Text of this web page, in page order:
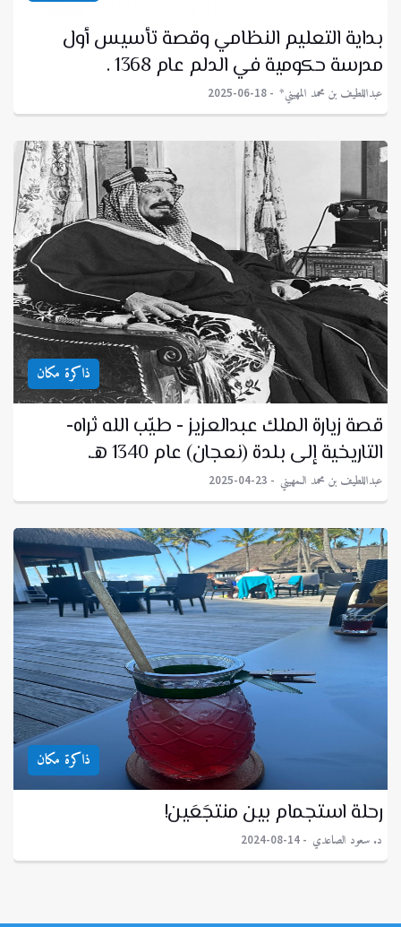
بداية التعليم النظامي وقصة تأسيس أول
مدرسة حكومية في الدلم عام 1368 .
عبداللطيف بن محمد المهيني* 2025-06-18
ذاكرة مكان
قصة زيارة الملك عبدالعزيز - طيّب الله ثراه-
التاريخية إلى بلدة (نعجان) عام 1340 هـ.
عبداللطيف بن محمد الـمهيني 2025-04-23
ذاكرة مكان
رحلة استجمام بين منتجَعَين!
د. سعود الصاعدي 2024-08-14